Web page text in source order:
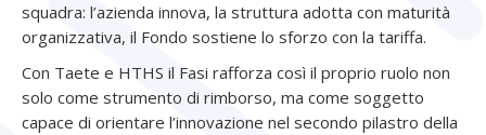
squadra: l’azienda innova, la struttura adotta con maturità
organizzativa, il Fondo sostiene lo sforzo con la tariffa.
Con Taete e HTHS il Fasi rafforza così il proprio ruolo non
solo come strumento di rimborso, ma come soggetto
capace di orientare l’innovazione nel secondo pilastro della